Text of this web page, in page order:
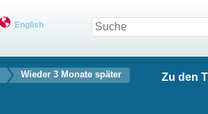
English
Zu den
Wieder 3 Monate später